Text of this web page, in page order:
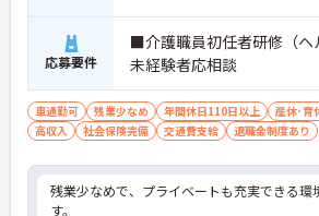
応募要件
■介護職員初任者研修（
未経験者応相談
車通勤可 残業少なめ 年間休日110日以上
産休･育
高収入
社会保険完備 交通費支給 退職金制度あり
残業少なめで、プライベートも充実できる環
す。